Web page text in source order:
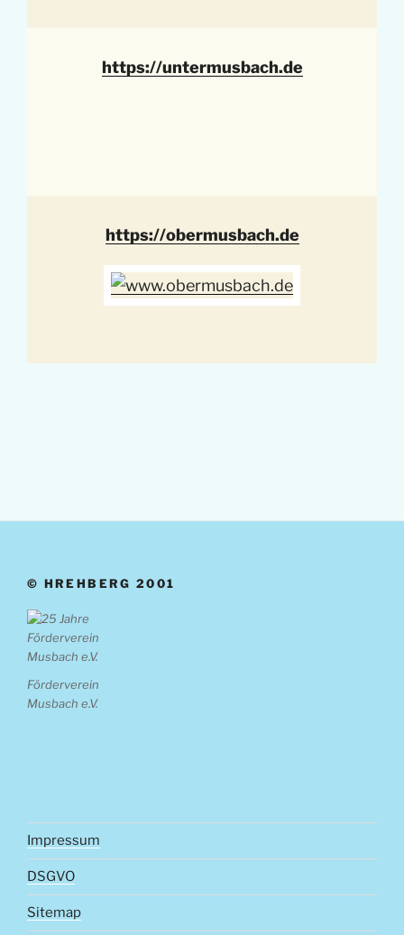
https://untermusbach.de
https://obermusbach.de
© HREHBERG 2001
Förderverein
Musbach e.V.
Impressum
DSGVO
Sitemap